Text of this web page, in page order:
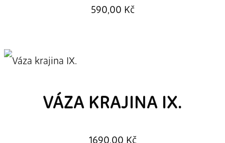
590,00 Kč
VÁZA KRAJINA IX.
1690,00 Kč